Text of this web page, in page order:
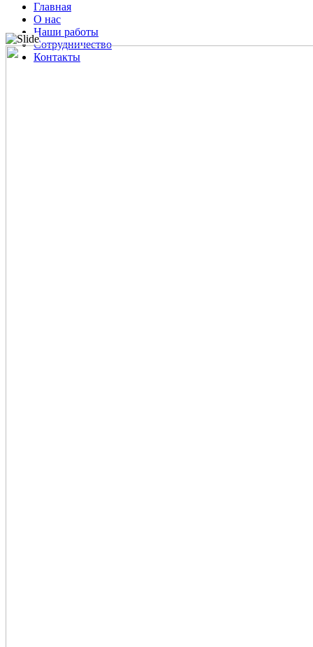
Главная
О нас
Наши работы
Сотрудничество
Контакты